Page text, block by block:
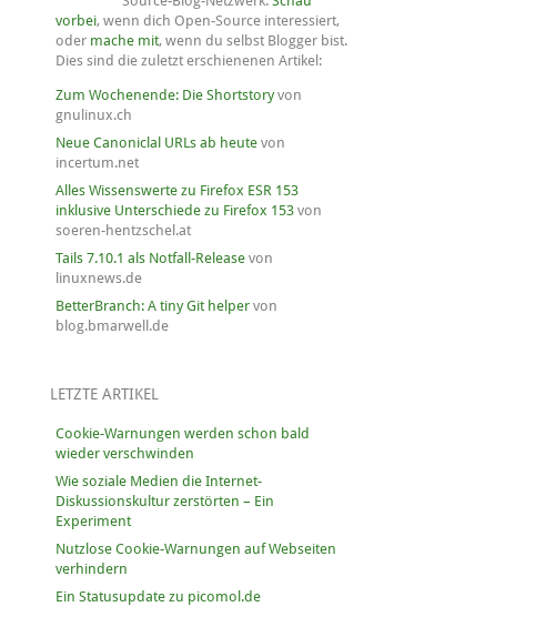
vorbei, wenn dich Open-Source interessiert,
oder mache mit, wenn du selbst Blogger bist.
Dies sind die zuletzt erschienenen Artikel:
Zum Wochenende: Die Shortstoryvon
gnulinux.ch
Neue Canoniclal URLs ab heute von
incertum.net
Alles Wissenswerte zu Firefox ESR 153
inklusive Unterschiede zu Firefox 153 von
soeren-hentzschel.at
Tails 7.10.1 als Notfall-Release von
linuxnews.de
BetterBranch: A tiny Git helper von
blog.bmarwell.de
LETZTE ARTIKEL
Cookie-Warnungen werden schon bald
wieder verschwinden
Wie soziale Medien die Internet-
Diskussionskultur zerstörten – Ein
Experiment
Nutzlose Cookie-Warnungen auf Webseiten
verhindern
Ein Statusupdate zu picomol.de